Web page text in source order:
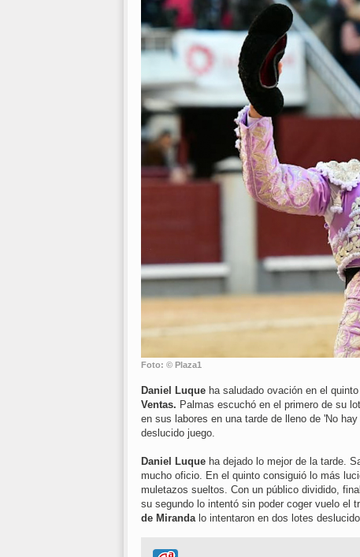
Foto: © Plaza1
Daniel Luque ha saludado ovación en el
Ventas. Palmas escuchó en el primero de su
en sus labores en una tarde de lleno de 'No
deslucido juego.
Daniel Luque ha dejado lo mejor de la tarde.
mucho oficio. En el quinto consiguió lo más
muletazos sueltos. Con un público dividido,
su segundo lo intentó sin poder coger vuelo el
de Miranda lo intentaron en dos lotes